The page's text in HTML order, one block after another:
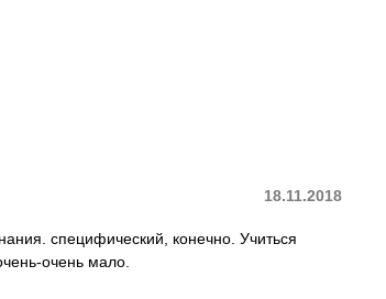
18.11.2018
специфический, конечно. Учиться
очень мало.